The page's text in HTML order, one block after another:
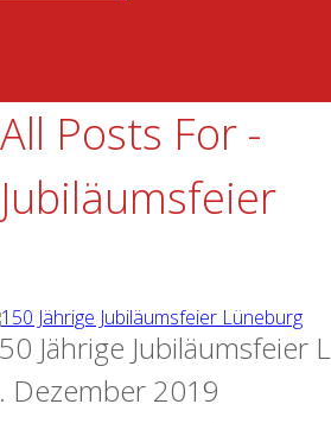
All Posts For -
Jubiläumsfeier
Jährige Jubiläumsfeier
Dezember 2019